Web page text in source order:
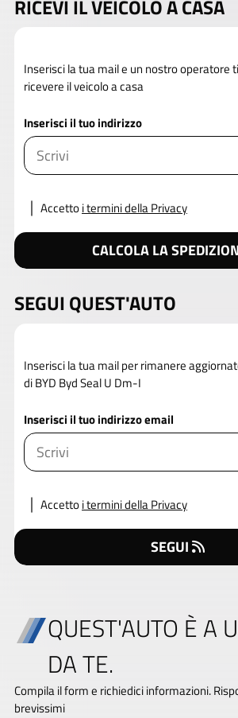
RICEVI IL VEICOLO A CASA
Inserisci la tua mail e un nostro operatore
ricevere il veicolo a casa
Inserisci il tuo indirizzo
Accettoi termini della Privacy
CALCOLA LA
SEGUI QUEST'AUTO
Inserisci la tua mail per rimanere
di BYD Byd Seal U Dm-I
Inserisci il tuo indirizzo email
Accettoi termini della Privacy
SEGUI
QUEST'AUTO È A
DA TE.
Compila il form e richiedici informazioni.
brevissimi